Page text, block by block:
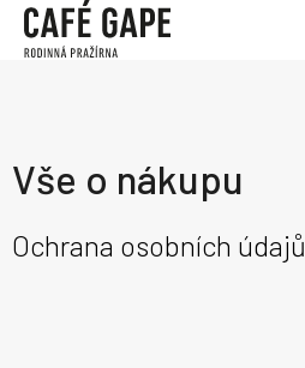
Přejít
Vše o nákupu
V
ý
Ochrana osobních údajů